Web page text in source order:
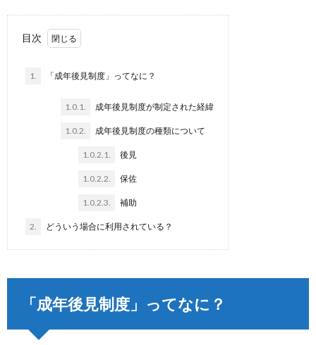
目次
1. 「成年後見制度」ってなに？
1.0.1. 成年後見制度が制定された経緯
1.0.2. 成年後見制度の種類について
1.0.2.1. 後見
1.0.2.2. 保佐
1.0.2.3. 補助
2. どういう場合に利用されている？
「成年後見制度」ってなに？